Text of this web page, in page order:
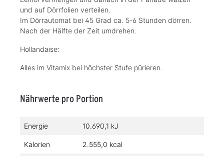
und auf Dörrfolien verteilen.
Im Dörrautomat bei 45 Grad ca. 5-6 Stunden dörren.
Nach der Hälfte der Zeit umdrehen.
Hollandaise:
Alles im Vitamix bei höchster Stufe pürieren.
Nährwerte pro Portion
Energie 10.690,1 kJ
Kalorien 2.555,0 kcal